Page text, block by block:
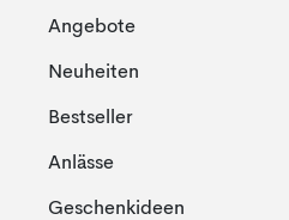
Angebote
Neuheiten
Bestseller
Anlässe
Geschenkideen